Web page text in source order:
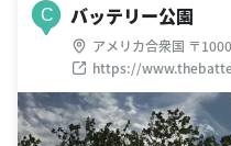
C バッテリー公園
アメリカ合衆国 〒
https://